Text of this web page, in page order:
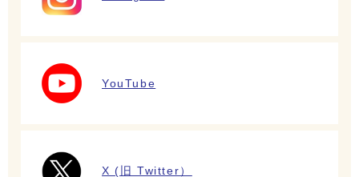
YouTube
X (旧 Twitter）